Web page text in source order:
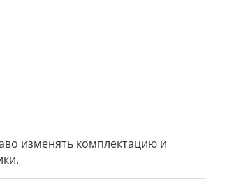
изменять комплектацию и